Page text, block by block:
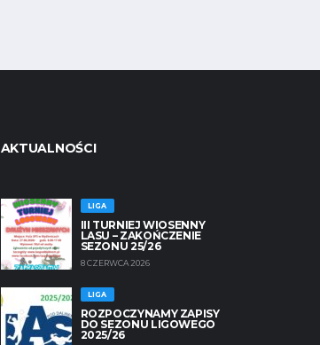
AKTUALNOŚCI
LIGA
III TURNIEJ WIOSENNY
LASU – ZAKOŃCZENIE
SEZONU 25/26
8 CZERWCA 2026
LIGA
ROZPOCZYNAMY ZAPISY
DO SEZONU LIGOWEGO
2025/26